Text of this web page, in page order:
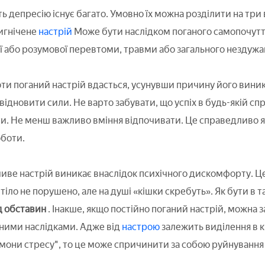
існує багато. Умовно їх можна розділити на три
настрій Може бути наслідком поганого
або розумової перевтоми, травми або загального
поганий настрій вдасться, усунувши причину його
сили. Не варто забувати, що успіх в будь-якій
Не менш важливо вміння відпочивати. Це справедливо як
настрій виникає внаслідок психічного дискомфорту.
не порушено, але на душі «кішки скребуть». Як бути в
обставин . Інакше, якщо постійно поганий настрій, можна
наслідками. Адже від настроюзалежить виділення в
стресу", то це може спричинити за собою руйнування